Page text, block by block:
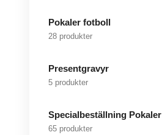
Pokaler fotboll
28 produkter
Presentgravyr
5 produkter
Specialbeställning Pokaler
65 produkter